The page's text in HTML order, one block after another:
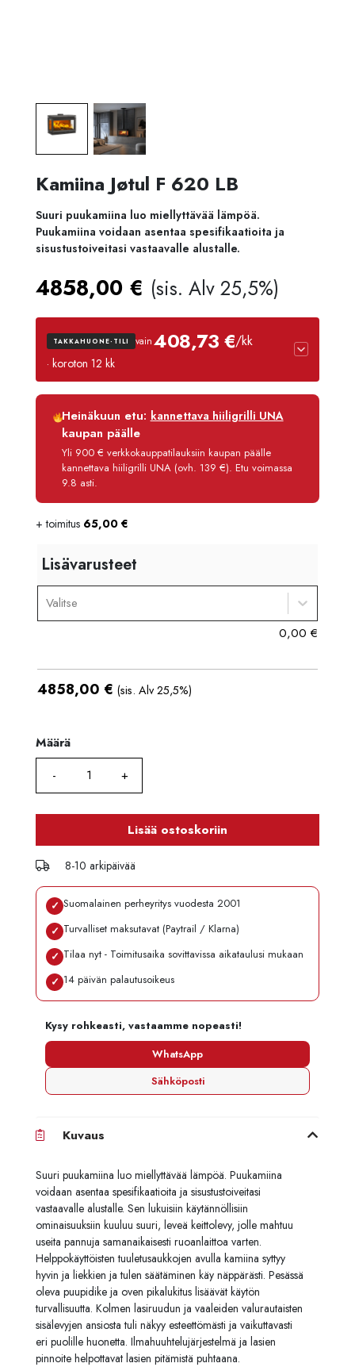
Kamiina Jøtul F 620 LB
Suuri puukamiina luo miellyttävää lämpöä.
Puukamiina voidaan asentaa spesifikaatioita ja
sisustustoiveitasi vastaavalle alustalle.
4858,00 € (sis. Alv 25,5%)
TAKKAHUONE-TILI vain408,73 €/kk
· koroton 12 kk
Luottoaika
12 kk
Korko
Käsittelymaksu
3,90 €/kk
Maksettava yhteensä
4 904,80 €
Heinäkuun etu: kannettava hiiligrilli UNA
kaupan päälle
Yli 900 € verkkokauppatilauksiin kaupan päälle
kannettava hiiligrilli UNA (ovh. 139 €). Etu voimassa
9.8 asti.
+ toimitus 65,00 €
Lisävarusteet
Valitse
0,00 €
4858,00 € (sis. Alv 25,5%)
Määrä
Määrä
Lisää ostoskoriin
8-10 arkipäivää
✓ Suomalainen perheyritys vuodesta 2001
✓ Turvalliset maksutavat (Paytrail / Klarna)
✓ Tilaa nyt - Toimitusaika sovittavissa aikataulusi mukaan
✓ 14 päivän palautusoikeus
Kysy rohkeasti, vastaamme nopeasti!
WhatsApp
Sähköposti
Kuvaus
Suuri puukamiina luo miellyttävää lämpöä. Puukamiina
voidaan asentaa spesifikaatioita ja sisustustoiveitasi
vastaavalle alustalle. Sen lukuisiin käytännöllisiin
ominaisuuksiin kuuluu suuri, leveä keittolevy, jolle mahtuu
useita pannuja samanaikaisesti ruoanlaittoa varten.
Helppokäyttöisten tuuletusaukkojen avulla kamiina syttyy
hyvin ja liekkien ja tulen säätäminen käy näppärästi. Pesässä
oleva puupidike ja oven pikalukitus lisäävät käytön
turvallisuutta. Kolmen lasiruudun ja vaaleiden valurautaisten
sisälevyjen ansiosta tuli näkyy esteettömästi ja vaikuttavasti
eri puolille huonetta. Ilmahuuhtelujärjestelmä ja lasien
pinnoite helpottavat lasien pitämistä puhtaana.